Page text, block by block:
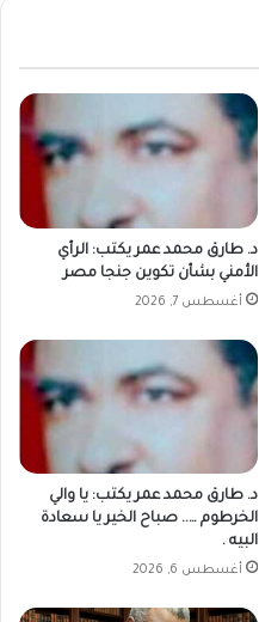
د. طارق محمد عمر يكتب: الرأي
الأمني بشأن تكوين جنجا مصر
أغسطس 7, 2026
د. طارق محمد عمر يكتب: يا والي
الخرطوم ….. صباح الخير يا سعادة
البيه .
أغسطس 6, 2026